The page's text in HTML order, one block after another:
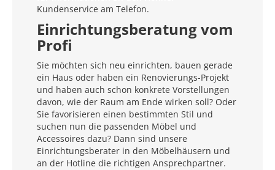
Kundenservice am Telefon.
Einrichtungsberatung vom
Profi
Sie möchten sich neu einrichten, bauen gerade
ein Haus oder haben ein Renovierungs-Projekt
und haben auch schon konkrete Vorstellungen
davon, wie der Raum am Ende wirken soll? Oder
Sie favorisieren einen bestimmten Stil und
suchen nun die passenden Möbel und
Accessoires dazu? Dann sind unsere
Einrichtungsberater in den Möbelhäusern und
an der Hotline die richtigen Ansprechpartner.